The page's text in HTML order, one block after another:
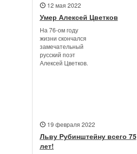
12 мая 2022
Умер Алексей Цветков
На 76-ом году
жизни скончался
замечательный
русский поэт
Алексей Цветков.
19 февраля 2022
Льву Рубинштейну всего 75
лет!